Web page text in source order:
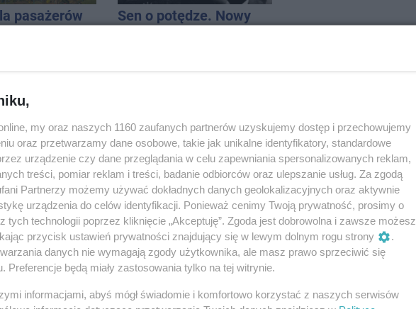
pasażerów
Sen o potędze. Nowy
utwór rapera z
w Pakości
91-latek chciał
pomnożyć
oszczędności. Stracił
ponad 10 tys. zł
my oraz naszych 1160 zaufanych partnerów uzyskujemy dostęp i przechowujemy
oraz przetwarzamy dane osobowe, takie jak unikalne identyfikatory, standardowe
urządzenie czy dane przeglądania w celu zapewniania spersonalizowanych reklam,
treści, pomiar reklam i treści, badanie odbiorców oraz ulepszanie usług. Za zgodą
Partnerzy możemy używać dokładnych danych geolokalizacyjnych oraz aktywnie
urządzenia do celów identyfikacji. Ponieważ cenimy Twoją prywatność, prosimy o
tych technologii poprzez kliknięcie „Akceptuję”. Zgoda jest dobrowolna i zawsze możesz
przycisk ustawień prywatności znajdujący się w lewym dolnym rogu strony
.
danych nie wymagają zgody użytkownika, ale masz prawo sprzeciwić się
Preferencje będą miały zastosowania tylko na tej witrynie.
informacjami, abyś mógł świadomie i komfortowo korzystać z naszych serwisów